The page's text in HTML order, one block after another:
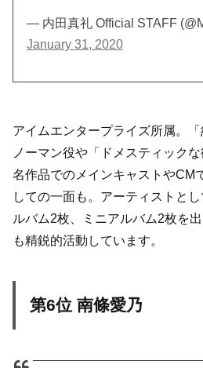
— 内田真礼 Official STAFF
January 31, 2020
アイムエンタープライズ所属。「
ノーマン役や「ドメスティック
名作品でのメインキャストやCM
しての一面も。アーティストと
ルバム2枚、ミニアルバム2枚を
も精鋭的活動しています。
第6位 南條愛乃